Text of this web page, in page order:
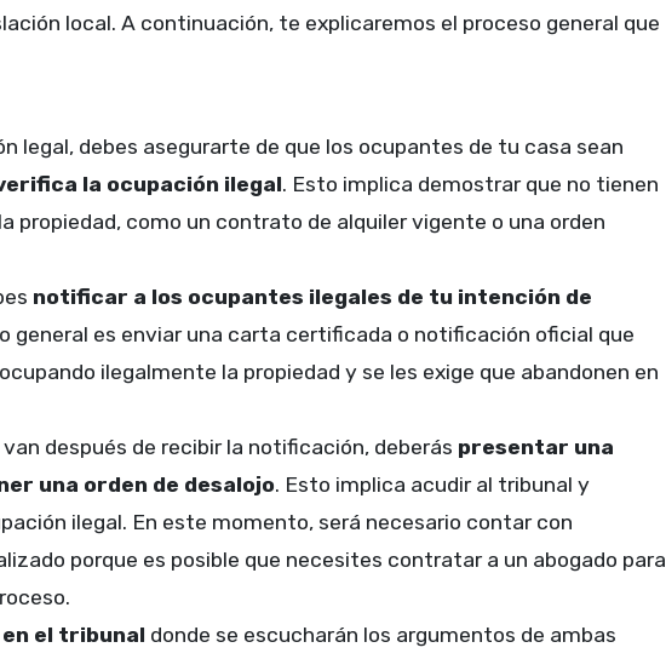
local. A continuación, te explicaremos el proceso general que
legal, debes asegurarte de que los ocupantes de tu casa sean
la ocupación ilegal. Esto implica demostrar que no tienen
propiedad, como un contrato de alquiler vigente o una orden
notificar a los ocupantes ilegales de tu intención de
general es enviar una carta certificada o notificación oficial que
ilegalmente la propiedad y se les exige que abandonen en
después de recibir la notificación, deberás presentar una
una orden de desalojo. Esto implica acudir al tribunal y
ilegal. En este momento, será necesario contar con
porque es posible que necesites contratar a un abogado para
el tribunal donde se escucharán los argumentos de ambas